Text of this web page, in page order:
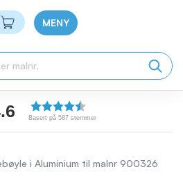
Min handlekurv
MENY
Basert på 587 stemmer
i Aluminium til malnr 900326